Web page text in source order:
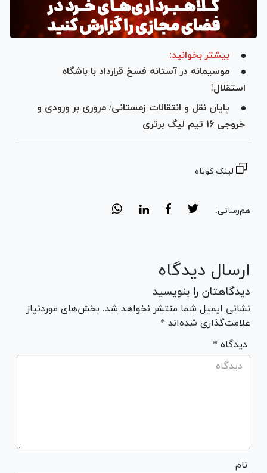
بیشتر بخوانید:
موسیمانه در آستانه فسخ قرارداد با باشگاه
استقلال!
پایان نقل و انتقالات زمستانی/ مروری بر ورودی و
خروجی ۱۶ تیم لیگ برتری
لینک کوتاه
هم‌رسانی:
ارسال دیدگاه
دیدگاهتان را بنویسید
نشانی ایمیل شما منتشر نخواهد شد. بخش‌های موردنیاز
علامت‌گذاری شده‌اند *
* دیدگاه
نام